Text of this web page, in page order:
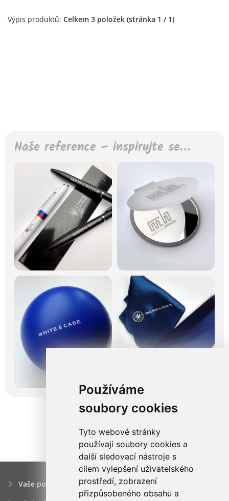
Používáme
soubory cookies
Tyto webové stránky
používají soubory cookies a
další sledovací nástroje s
cílem vylepšení uživatelského
prostředí, zobrazení
přizpůsobeného obsahu a
Výpis produktů: Celkem 3 položek (stránka 1 / 1)
Naše reference – inspirujte se…
Vaše poptávka